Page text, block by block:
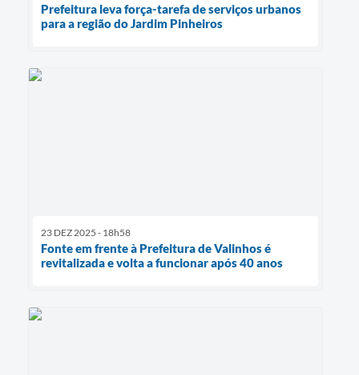
Prefeitura leva força-tarefa de serviços urbanos
para a região do Jardim Pinheiros
23 DEZ 2025 - 18h58
Fonte em frente à Prefeitura de Valinhos é
revitalizada e volta a funcionar após 40 anos